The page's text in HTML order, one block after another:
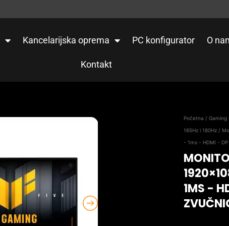
Kancelarijska oprema PC konfigurator O
Kontakt
Početna /Gaming
165Hz i 180Hz /
- 1ms - HDMI -
1MS -